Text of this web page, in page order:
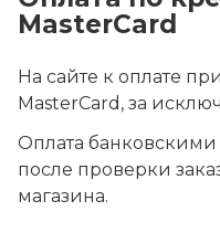
MasterCard
На сайте к оплате
MasterCard, за
Оплата банковскими
после проверки
магазина.